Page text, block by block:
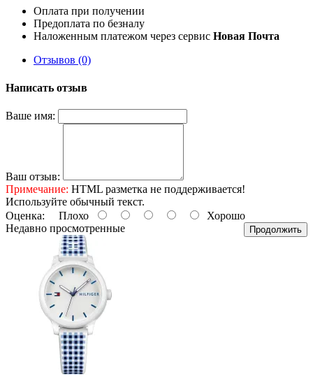
Оплата при получении
Предоплата по безналу
Наложенным платежом через сервис Новая Почта
Отзывов (0)
Написать отзыв
Ваше имя:
Ваш отзыв:
Примечание: HTML разметка не поддерживается!
Используйте обычный текст.
Оценка: Плохо Хорошо
Продолжить
Недавно просмотренные